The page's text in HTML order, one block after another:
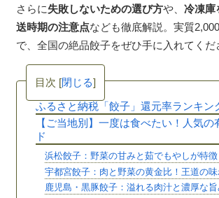
さらに失敗しないための選び方や、 冷凍庫
送時期の注意点なども徹底解説。実質
で、全国の絶品餃子をぜひ手に入れてくだ
目次 [閉じる]
ふるさと納税「餃子」還元率ランキン
【ご当地別】一度は食べたい！人気の
ド
浜松餃子：野菜の甘みと茹でもやしが特徴
宇都宮餃子：肉と野菜の黄金比！王道の
鹿児島・黒豚餃子：溢れる肉汁と濃厚な